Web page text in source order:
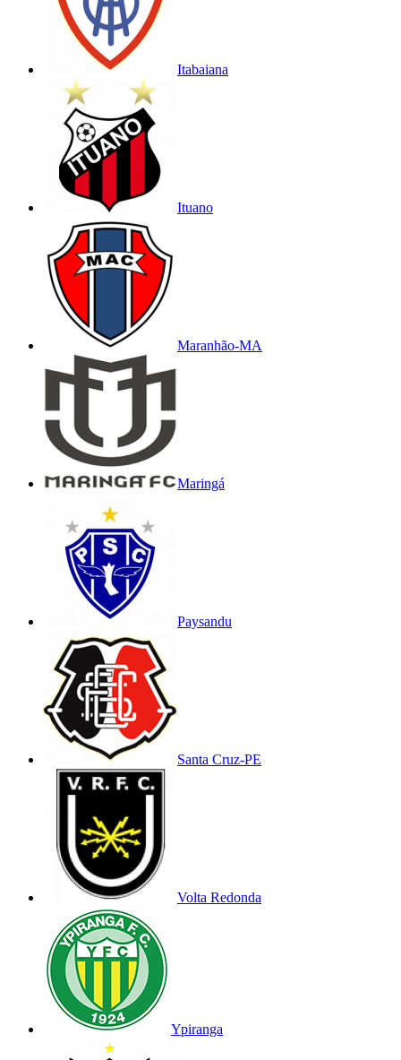
Itabaiana
Ituano
Maranhão-MA
Maringá
Paysandu
Santa Cruz-PE
Volta Redonda
Ypiranga